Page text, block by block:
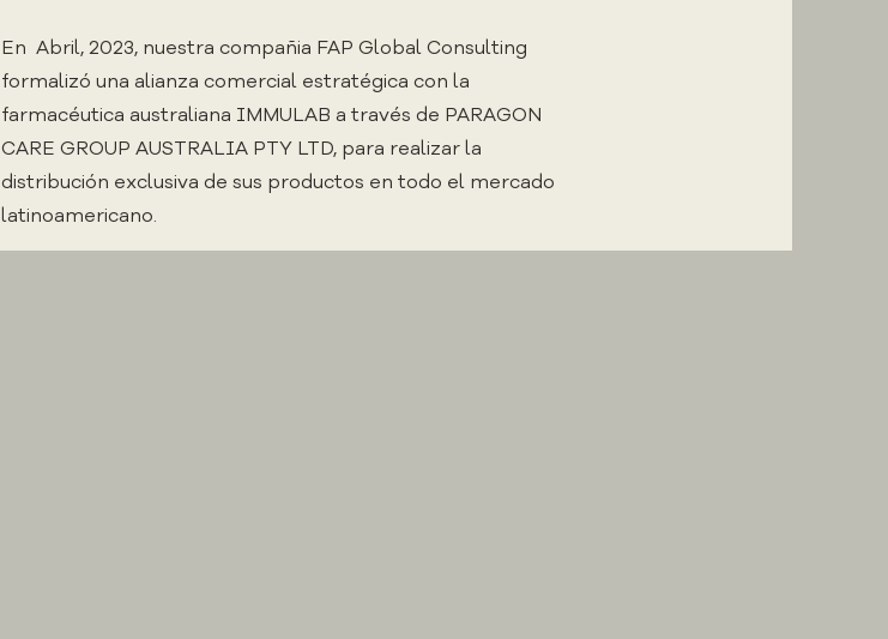
En Abril, 2023, nuestra compañia FAP Global Consulting
formalizó una alianza comercial estratégica con la
farmacéutica australiana IMMULAB a través de PARAGON
CARE GROUP AUSTRALIA PTY LTD, para realizar la
distribución exclusiva de sus productos en todo el mercado
latinoamericano.